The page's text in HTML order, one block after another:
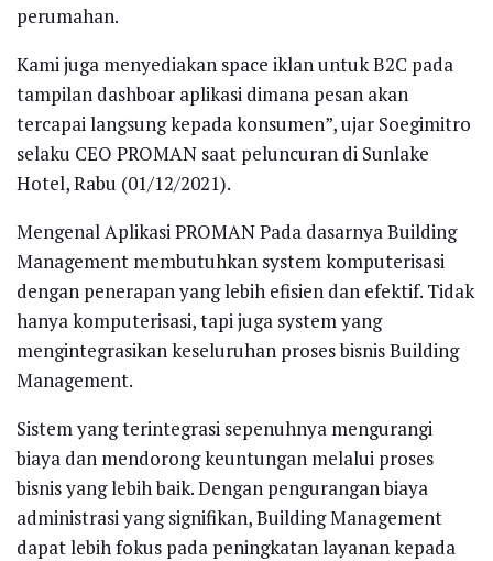
perumahan.
Kami juga menyediakan space iklan untuk B2C pada
tampilan dashboar aplikasi dimana pesan akan
tercapai langsung kepada konsumen”, ujar Soegimitro
selaku CEO PROMAN saat peluncuran di Sunlake
Hotel, Rabu (01/12/2021).
Mengenal Aplikasi PROMAN Pada dasarnya Building
Management membutuhkan system komputerisasi
dengan penerapan yang lebih efisien dan efektif. Tidak
hanya komputerisasi, tapi juga system yang
mengintegrasikan keseluruhan proses bisnis Building
Management.
Sistem yang terintegrasi sepenuhnya mengurangi
biaya dan mendorong keuntungan melalui proses
bisnis yang lebih baik. Dengan pengurangan biaya
administrasi yang signifikan, Building Management
dapat lebih fokus pada peningkatan layanan kepada